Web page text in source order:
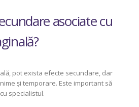
asociate cu
pot exista efecte secundare, dar
și temporare. Este important să
specialistul.